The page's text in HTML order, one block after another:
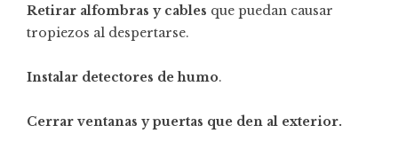
Retirar alfombras y cables que puedan causar
tropiezos al despertarse.
Instalar detectores de humo.
Cerrar ventanas y puertas que den al exterior.